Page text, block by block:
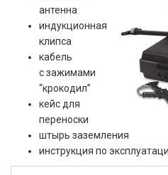
антенна
индукционная
клипса
кабель
с зажимами
“крокодил”
кейс для
переноски
штырь заземления
инструкция по